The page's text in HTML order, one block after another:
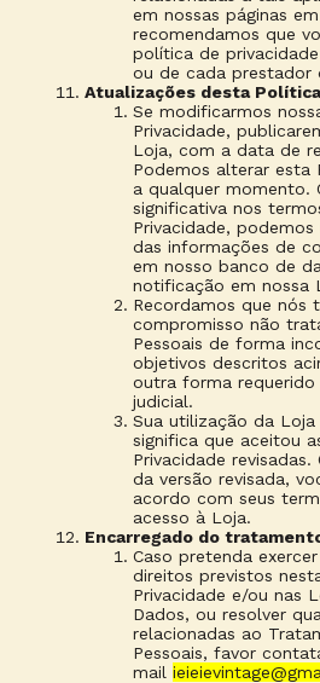
em nossas páginas
recomendamos que
política de
ou de cada prestador
Atualizações desta
Se modificarmos
Privacidade,
Loja, com a data de
Podemos alterar esta
a qualquer momento.
significativa nos
Privacidade,
das informações de
em nosso banco de
notificação em nossa
Recordamos que nós
compromisso não
Pessoais de forma
objetivos descritos
outra forma
judicial.
Sua utilização da
significa que aceitou
Privacidade
da versão revisada,
acordo com seus
acesso à Loja.
Encarregado do
Caso pretenda
direitos previstos
Privacidade e/ou nas
Dados, ou resolver
relacionadas ao
Pessoais, favor
mail